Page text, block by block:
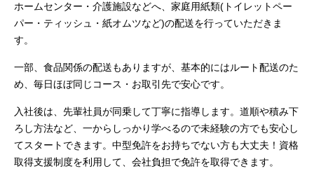
ホームセンター・介護施設などへ、家庭用紙類(トイレットペー
パー・ティッシュ・紙オムツなど)の配送を行っていただきま
す。
一部、食品関係の配送もありますが、基本的にはルート配送のた
め、毎日ほぼ同じコース・お取引先で安心です。
入社後は、先輩社員が同乗して丁寧に指導します。道順や積み下
ろし方法など、一からしっかり学べるので未経験の方でも安心し
てスタートできます。中型免許をお持ちでない方も大丈夫！資格
取得支援制度を利用して、会社負担で免許を取得できます。